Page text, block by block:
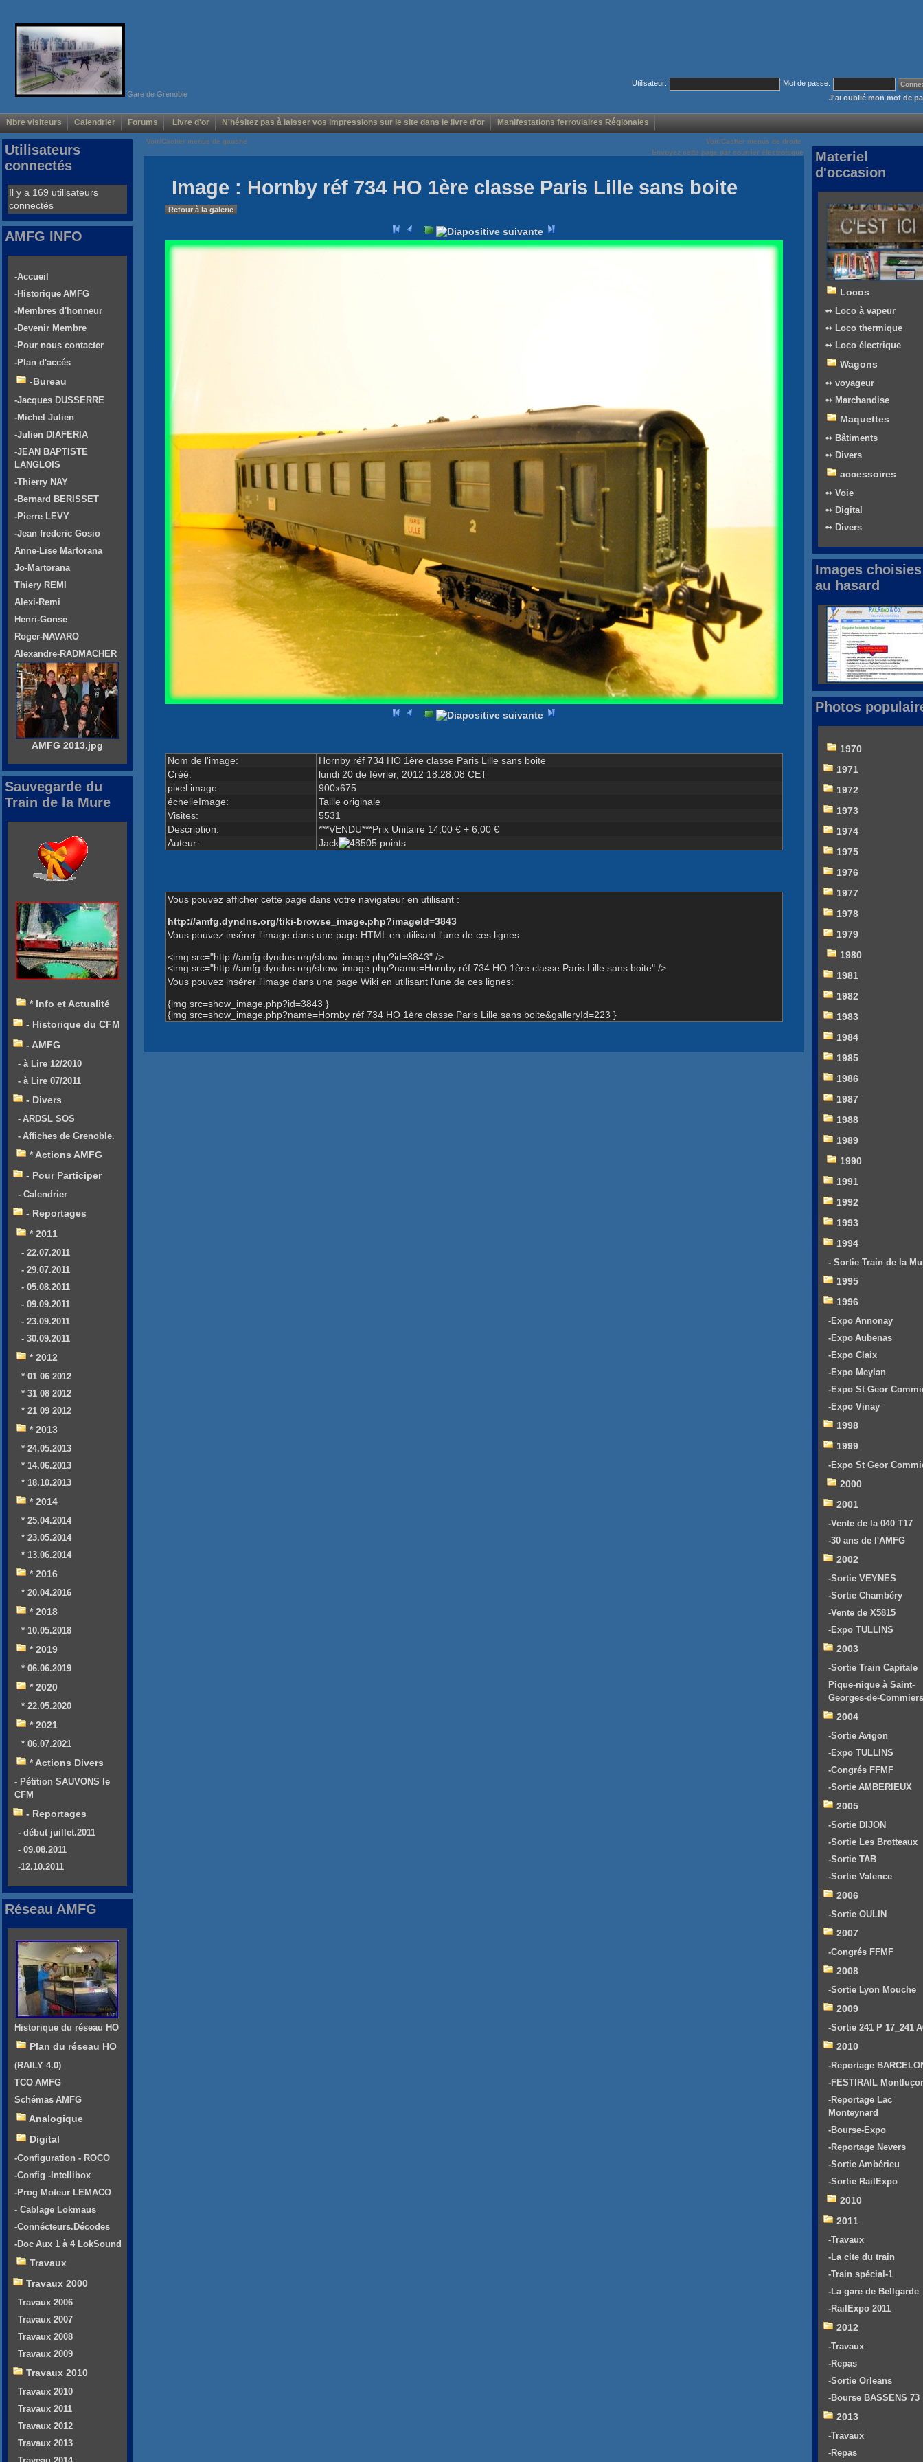
Gare de Grenoble
Utilisateur:
Mot de passe:
J'ai oublié mon mot de
Nbre visiteurs Calendrier Forums Livre d'or N'hésitez pas à laisser vos impressions sur le site dans le livre d'or Manifestations ferroviaires Régionales
Voir/Cacher menus de gauche
Voir/Cacher menus de droite
Envoyez cette page par courrier électronique
Image : Hornby réf 734 HO 1ère classe Paris Lille sans boite
Retour à la galerie
Nom de l'image:
Hornby réf 734 HO 1ère classe Paris Lille sans boite
Créé:
lundi 20 de février, 2012 18:28:08 CET
pixel image:
900x675
échelleImage:
Taille originale
Visites:
5531
Description:
***VENDU***Prix Unitaire 14,00 € + 6,00 €
Auteur:
Jack
Vous pouvez afficher cette page dans votre navigateur en utilisant :
http://amfg.dyndns.org/tiki-browse_image.php?imageId=3843
Vous pouvez insérer l'image dans une page HTML en utilisant l'une de ces lignes:
<img src="http://amfg.dyndns.org/show_image.php?id=3843" />
<img src="http://amfg.dyndns.org/show_image.php?name=Hornby réf 734 HO 1ère classe Paris Lille sans boite" />
Vous pouvez insérer l'image dans une page Wiki en utilisant l'une de ces lignes:
{img src=show_image.php?id=3843 }
{img src=show_image.php?name=Hornby réf 734 HO 1ère classe Paris Lille sans boite&galleryId=223 }
Utilisateurs
connectés
Il y a 169 utilisateurs
connectés
AMFG INFO
-Accueil
-Historique AMFG
-Membres d'honneur
-Devenir Membre
-Pour nous contacter
-Plan d'accés
-Bureau
-Jacques DUSSERRE
-Michel Julien
-Julien DIAFERIA
-JEAN BAPTISTE
LANGLOIS
-Thierry NAY
-Bernard BERISSET
-Pierre LEVY
-Jean frederic Gosio
Anne-Lise Martorana
Jo-Martorana
Thiery REMI
Alexi-Remi
Henri-Gonse
Roger-NAVARO
Alexandre-RADMACHER
AMFG 2013.jpg
Sauvegarde du
Train de la Mure
* Info et Actualité
- Historique du CFM
- AMFG
- à Lire 12/2010
- à Lire 07/2011
- Divers
- ARDSL SOS
- Affiches de Grenoble.
* Actions AMFG
- Pour Participer
- Calendrier
- Reportages
* 2011
- 22.07.2011
- 29.07.2011
- 05.08.2011
- 09.09.2011
- 23.09.2011
- 30.09.2011
* 2012
* 01 06 2012
* 31 08 2012
* 21 09 2012
* 2013
* 24.05.2013
* 14.06.2013
* 18.10.2013
* 2014
* 25.04.2014
* 23.05.2014
* 13.06.2014
* 2016
* 20.04.2016
* 2018
* 10.05.2018
* 2019
* 06.06.2019
* 2020
* 22.05.2020
* 2021
* 06.07.2021
* Actions Divers
- Pétition SAUVONS le
CFM
- Reportages
- début juillet.2011
- 09.08.2011
-12.10.2011
Réseau AMFG
Historique du réseau HO
Plan du réseau HO
(RAILY 4.0)
TCO AMFG
Schémas AMFG
Analogique
Digital
-Configuration - ROCO
-Config -Intellibox
-Prog Moteur LEMACO
- Cablage Lokmaus
-Connécteurs.Décodes
-Doc Aux 1 à 4 LokSound
Travaux
Travaux 2000
Travaux 2006
Travaux 2007
Travaux 2008
Travaux 2009
Travaux 2010
Travaux 2010
Travaux 2011
Travaux 2012
Travaux 2013
Materiel
d'occasion
Locos
➻ Loco à vapeur
➻ Loco thermique
➻ Loco électrique
Wagons
➻ voyageur
➻ Marchandise
Maquettes
➻ Bâtiments
➻ Divers
accessoires
➻ Voie
➻ Digital
➻ Divers
Images choisies
au hasard
Photos
1970
1971
1972
1973
1974
1975
1976
1977
1978
1979
1980
1981
1982
1983
1984
1985
1986
1987
1988
1989
1990
1991
1992
1993
1994
- Sortie Train de la
1995
1996
-Expo Annonay
-Expo Aubenas
-Expo Claix
-Expo Meylan
-Expo St Geor
-Expo Vinay
1998
1999
-Expo St Geor
2000
2001
-Vente de la 040 T17
-30 ans de l'AMFG
2002
-Sortie VEYNES
-Sortie Chambéry
-Vente de X5815
-Expo TULLINS
2003
-Sortie Train Capitale
Pique-nique à Saint-
Georges-de-Commiers
2004
-Sortie Avigon
-Expo TULLINS
-Congrés FFMF
-Sortie AMBERIEUX
2005
-Sortie DIJON
-Sortie Les Brotteaux
-Sortie TAB
-Sortie Valence
2006
-Sortie OULIN
2007
-Congrés FFMF
2008
-Sortie Lyon Mouche
2009
-Sortie 241 P 17_241
2010
-Reportage
-FESTIRAIL
-Reportage Lac
Monteynard
-Bourse-Expo
-Reportage Nevers
-Sortie Ambérieu
-Sortie RailExpo
2010
2011
-Travaux
-La cite du train
-Train spécial-1
-La gare de Bellgarde
-RailExpo 2011
2012
-Travaux
-Repas
-Sortie Orleans
-Bourse BASSENS 73
2013
-Travaux
-Repas